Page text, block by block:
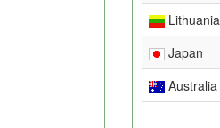
Lithuania
Japan
Australia